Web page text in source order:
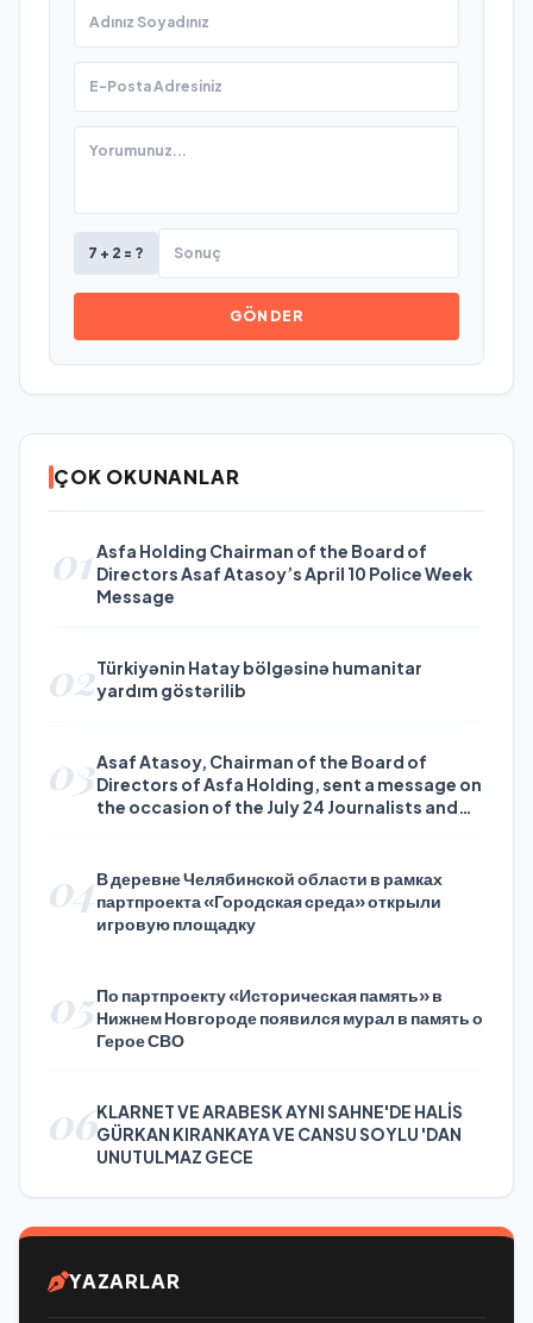
7 + 2 = ?
GÖNDER
ÇOK OKUNANLAR
01Asfa Holding Chairman of the Board of
Directors Asaf Atasoy’s April 10 Police Week
Message
02Türkiyənin Hatay bölgəsinə humanitar
yardım göstərilib
03Asaf Atasoy, Chairman of the Board of
Directors of Asfa Holding, sent a message on
the occasion of the July 24 Journalists and
04В деревне Челябинской области в рамках
партпроекта «Городская среда» открыли
игровую площадку
05По партпроекту «Историческая память» в
Нижнем Новгороде появился мурал в память о
Герое СВО
06KLARNET VE ARABESK AYNI SAHNE'DE HALİS
GÜRKAN KIRANKAYA VE CANSU SOYLU 'DAN
UNUTULMAZ GECE
YAZARLAR